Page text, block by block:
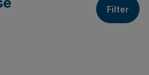
Filter